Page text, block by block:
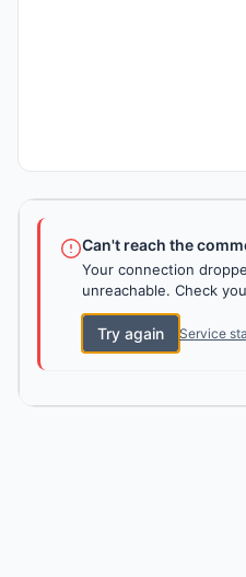
Can't reach the
Your connection
unreachable. Check
Try again Service